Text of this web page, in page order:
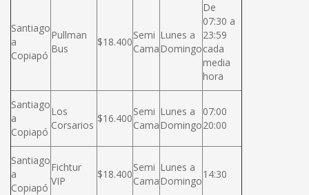
Santiago
a
Copiapó
Pullman
Bus
$18.400
Semi
Cama
Lunes a
Domingo
De
07:30 a
23:59
cada
media
hora
Santiago
a
Copiapó
Los
Corsarios
$16.400
Semi
Cama
Lunes a
Domingo
07:00
20:00
Santiago
a
Copiapó
Fichtur
VIP
$18.400
Semi
Cama
Lunes a
Domingo
14:30